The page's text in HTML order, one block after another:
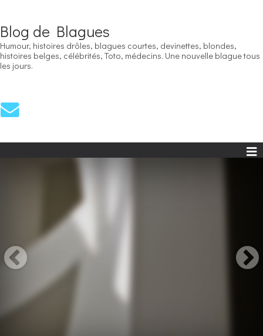
Blog de Blagues
Humour, histoires drôles, blagues courtes, devinettes, blondes,
histoires belges, célébrités, Toto, médecins. Une nouvelle blague tous
les jours.